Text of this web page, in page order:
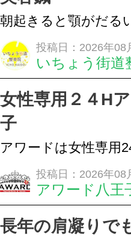
原因を確認し、お一
朝起きると顎がだる
ありませんか？無意
は、顎の痛みや疲れ
フェイスラインの張
のこわばり・頭痛や
ながることがありま
投稿日：2026年08
いちょう街道
女性専用２４H
子
アワードは女性専用
フエステを 思いっ
開催中
投稿日：2026年08
アワード八王
24時間ジム&
脱毛
長年の肩凝りで